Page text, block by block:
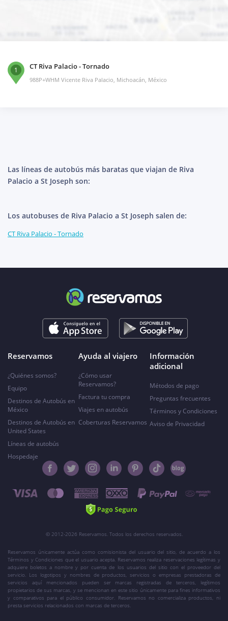
1 CT Riva Palacio - Tornado
988P+WHM Vicente Riva Palacio, Michoacán, México
Las líneas de autobús más baratas que viajan de Riva
Palacio a St Joseph son:
Los autobuses de Riva Palacio a St Joseph salen de:
CT Riva Palacio - Tornado
Reservamos
¿Quiénes somos?
Equipo
Destinos de Autobús en
México
Destinos de Autobús en
United States
Líneas de autobús
Hospedaje
Ayuda al viajero
¿Cómo usar
Reservamos?
Factura tu compra
Viajes en autobús
Coberturas Reservamos
Información
adicional
Métodos de pago
Preguntas frecuentes
Términos y Condiciones
Aviso de Privacidad
© 2012-2026 Reservamos. Todos los derechos reservados.
Reservamos únicamente actúa como comisionista del usuario del sitio, de acuerdo a los
Términos y Condiciones que el usuario acepta. Reservamos realiza reservaciones legítimas y
adquiere boletos a nombre y por cuenta de los usuarios del sitio con el proveedor del
servicio. Los logotipos y nombres de productos, servicios o empresas prestadoras de
servicios aquí mencionados pueden ser marcas registradas de terceros, legítimos
propietarios de sus marcas, y se mencionan en este sitio únicamente para fines informativos
y comparativos para el público consumidor. Reservamos no comercializa productos, ni
presta servicios relacionados con marcas de terceros.